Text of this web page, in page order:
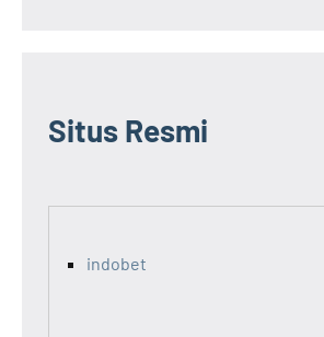
Situs Resmi
indobet